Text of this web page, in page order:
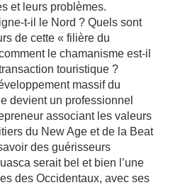
et leurs problèmes.
t-il le Nord ? Quels sont
de cette « filière du
le chamanisme est-il
touristique ?
massif du
devient un professionnel
associant les valeurs
du New Age et de la Beat
des guérisseurs
serait bel et bien l’une
des Occidentaux, avec ses